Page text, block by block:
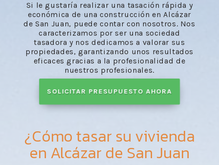
Si le gustaría realizar una tasación rápida y
económica de una construcción en Alcázar
de San Juan, puede contar con nosotros. Nos
caracterizamos por ser una sociedad
tasadora y nos dedicamos a valorar sus
propiedades, garantizando unos resultados
eficaces gracias a la profesionalidad de
nuestros profesionales.
SOLICITAR PRESUPUESTO AHORA
¿Cómo tasar su vivienda
en Alcázar de San Juan